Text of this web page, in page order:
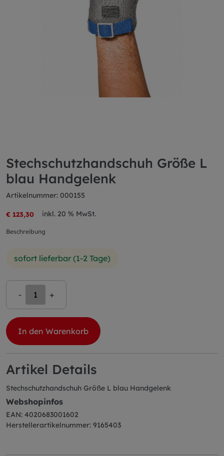
Stechschutzhandschuh Größe L
blau Handgelenk
Artikelnummer: 000155
€ 123,30 inkl. 20 % MwSt.
Beschreibung
sofort lieferbar (1-2 Tage)
- +
In den Warenkorb
Artikel Details
Stechschutzhandschuh Größe L blau Handgelenk
Webshopinfos
EAN: 4020683001602
Herstellerartikelnummer: 9165403